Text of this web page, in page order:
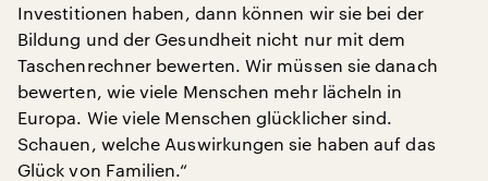
Investitionen haben, dann können wir sie bei der
Bildung und der Gesundheit nicht nur mit dem
Taschenrechner bewerten. Wir müssen sie danach
bewerten, wie viele Menschen mehr lächeln in
Europa. Wie viele Menschen glücklicher sind.
Schauen, welche Auswirkungen sie haben auf das
Glück von Familien.“